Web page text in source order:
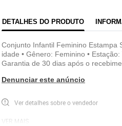
DETALHES DO PRODUTO
Conjunto Infantil Feminino Estampa
idade • Gênero: Feminino •
Garantia de 30 dias após o
Denunciar este anúncio
Ver detalhes sobre o vendedor
VER MAIS